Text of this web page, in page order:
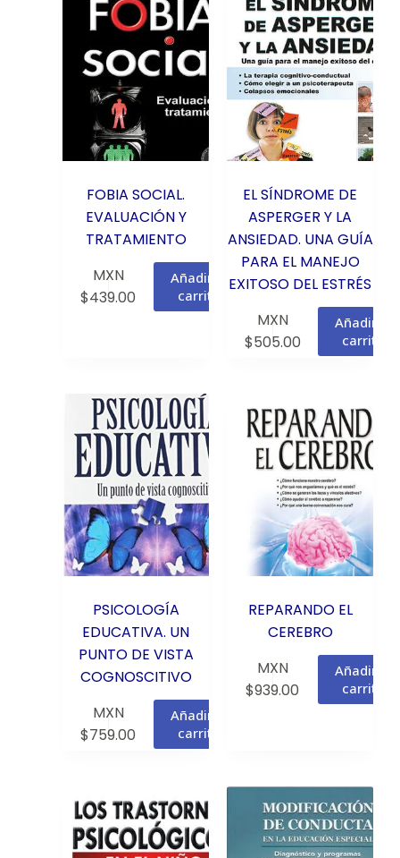
FOBIA SOCIAL.
EVALUACIÓN Y
TRATAMIENTO
MXN
$439.00
Añadir al
carrito
EL SÍNDROME DE
ASPERGER Y LA
ANSIEDAD. UNA GUÍA
PARA EL MANEJO
EXITOSO DEL ESTRÉS
MXN
$505.00
Añadir al
carrito
PSICOLOGÍA
EDUCATIVA. UN
PUNTO DE VISTA
COGNOSCITIVO
MXN
$759.00
Añadir al
carrito
REPARANDO EL
CEREBRO
MXN
$939.00
Añadir al
carrito